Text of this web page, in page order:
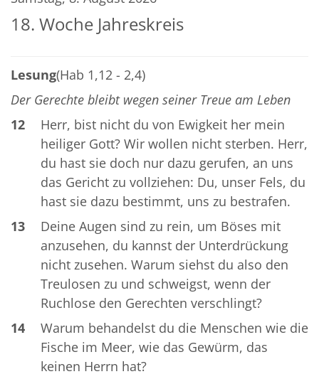
18. Woche Jahreskreis
Lesung(Hab 1,12 - 2,4)
Der Gerechte bleibt wegen seiner Treue am Leben
12
Herr, bist nicht du von Ewigkeit her mein
heiliger Gott? Wir wollen nicht sterben. Herr,
du hast sie doch nur dazu gerufen, an uns
das Gericht zu vollziehen: Du, unser Fels, du
hast sie dazu bestimmt, uns zu bestrafen.
13
Deine Augen sind zu rein, um Böses mit
anzusehen, du kannst der Unterdrückung
nicht zusehen. Warum siehst du also den
Treulosen zu und schweigst, wenn der
Ruchlose den Gerechten verschlingt?
14
Warum behandelst du die Menschen wie die
Fische im Meer, wie das Gewürm, das
keinen Herrn hat?